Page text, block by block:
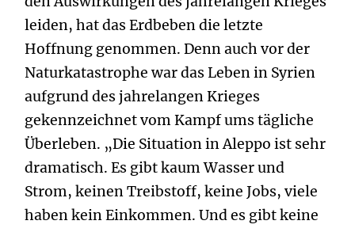
leiden, hat das Erdbeben die letzte
Hoffnung genommen. Denn auch vor der
Naturkatastrophe war das Leben in Syrien
aufgrund des jahrelangen Krieges
gekennzeichnet vom Kampf ums tägliche
Überleben. „Die Situation in Aleppo ist sehr
dramatisch. Es gibt kaum Wasser und
Strom, keinen Treibstoff, keine Jobs, viele
haben kein Einkommen. Und es gibt keine